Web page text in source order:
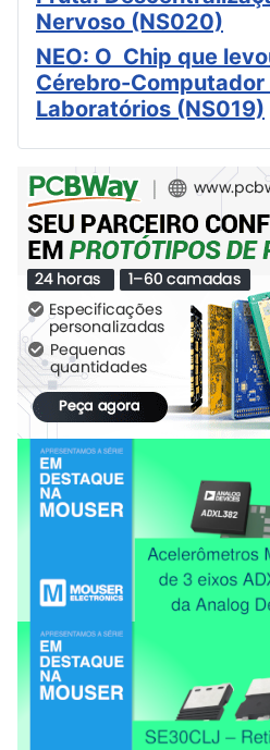
Nervoso (NS020)
NEO: O Chip que
Cérebro-Computador
Laboratórios (NS019)